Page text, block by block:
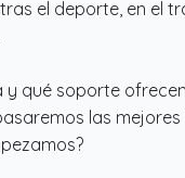
el deporte, en el
qué soporte
las